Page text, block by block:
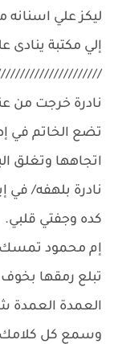
ليكز علي
إلي مكتبة ينادى
نادرة خرجت من
تضع الخاتم في
اتجاهها وتغلق
نادرة بلهفه/ في
كده وجفتي قلبي.
إم محمود تمسك
تبلع رمقها
العمدة العمدة
وسمع كل كلامك